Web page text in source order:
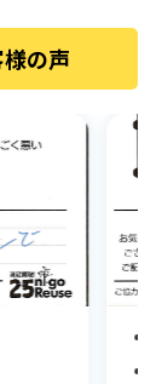
様の声
ツァスタ